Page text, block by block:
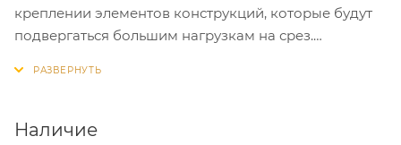
креплении элементов конструкций, которые будут
подвергаться большим нагрузкам на срез.
Наличие